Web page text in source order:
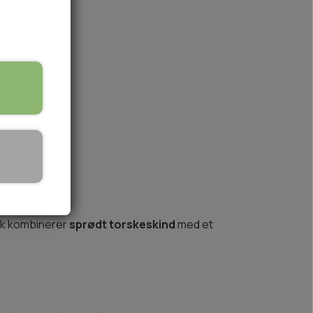
lager
kombinerersprødt torskeskind med et